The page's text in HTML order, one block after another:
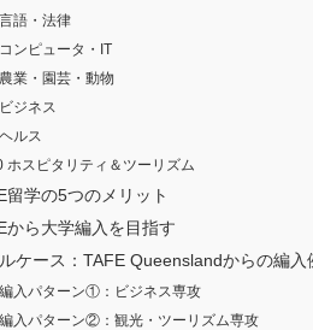
言語・法律
コンピュータ・IT
農業・園芸・動物
ビジネス
ヘルス
ホスピタリティ＆ツーリズム
学の5つのメリット
から大学編入を目指す
ケース：TAFE Queenslandからの編入
編入パターン①：ビジネス専攻
編入パターン②：観光・ツーリズム専攻